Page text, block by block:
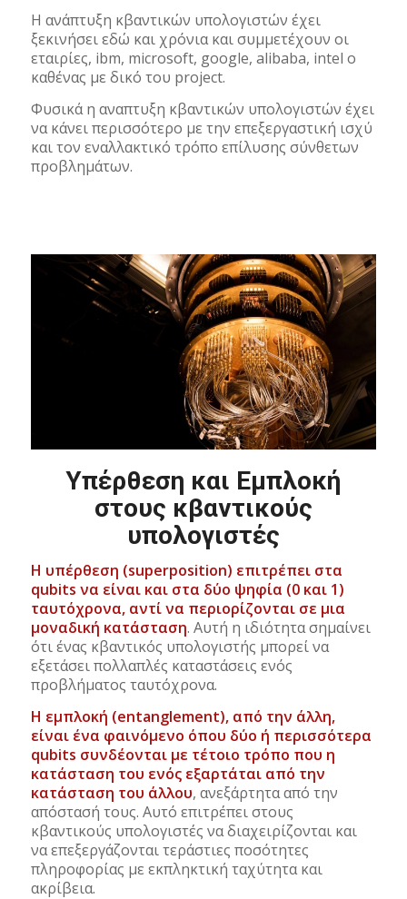
Η ανάπτυξη κβαντικών υπολογιστών έχει
ξεκινήσει εδώ και χρόνια και συμμετέχουν οι
εταιρίες, ibm, microsoft, google, alibaba, intel ο
καθένας με δικό του project.
Φυσικά η αναπτυξη κβαντικών υπολογιστών έχει
να κάνει περισσότερο με την επεξεργαστική ισχύ
και τον εναλλακτικό τρόπο επίλυσης σύνθετων
προβλημάτων.
Υπέρθεση και Εμπλοκή
στους κβαντικούς
υπολογιστές
Η υπέρθεση (superposition) επιτρέπει στα
qubits να είναι και στα δύο ψηφία (0 και 1)
ταυτόχρονα, αντί να περιορίζονται σε μια
μοναδική κατάσταση. Αυτή η ιδιότητα σημαίνει
ότι ένας κβαντικός υπολογιστής μπορεί να
εξετάσει πολλαπλές καταστάσεις ενός
προβλήματος ταυτόχρονα.
Η εμπλοκή (entanglement), από την άλλη,
είναι ένα φαινόμενο όπου δύο ή περισσότερα
qubits συνδέονται με τέτοιο τρόπο που η
κατάσταση του ενός εξαρτάται από την
κατάσταση του άλλου, ανεξάρτητα από την
απόστασή τους. Αυτό επιτρέπει στους
κβαντικούς υπολογιστές να διαχειρίζονται και
να επεξεργάζονται τεράστιες ποσότητες
πληροφορίας με εκπληκτική ταχύτητα και
ακρίβεια.